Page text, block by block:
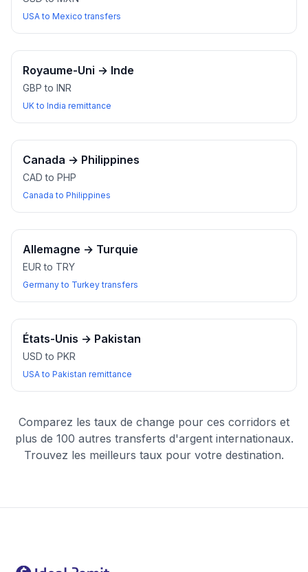
USA to Mexico transfers
Royaume-Uni → Inde
GBP to INR
UK to India remittance
Canada → Philippines
CAD to PHP
Canada to Philippines
Allemagne → Turquie
EUR to TRY
Germany to Turkey transfers
États-Unis → Pakistan
USD to PKR
USA to Pakistan remittance
Comparez les taux de change pour ces corridors et
plus de 100 autres transferts d'argent internationaux.
Trouvez les meilleurs taux pour votre destination.